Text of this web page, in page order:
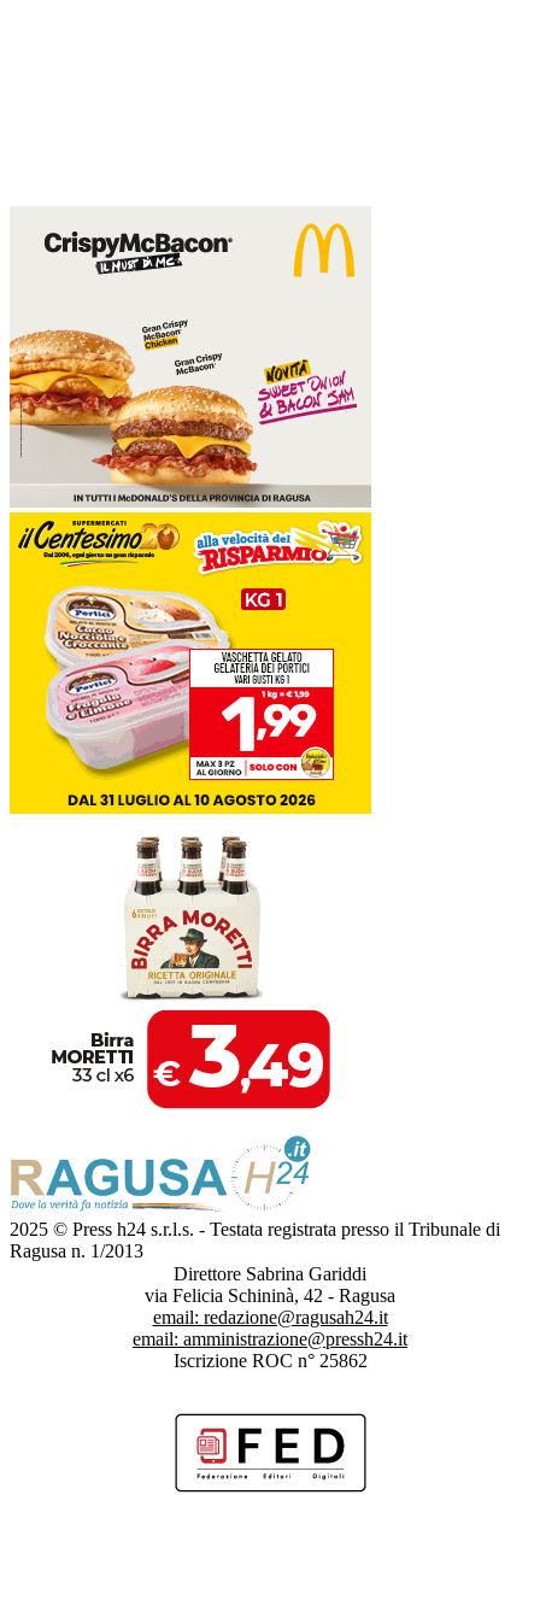
2025 © Press h24 s.r.l.s. - Testata registrata presso il Tribunale di
Ragusa n. 1/2013
Direttore Sabrina Gariddi
via Felicia Schininà, 42 - Ragusa
email: redazione@ragusah24.it
email: amministrazione@pressh24.it
Iscrizione ROC n° 25862